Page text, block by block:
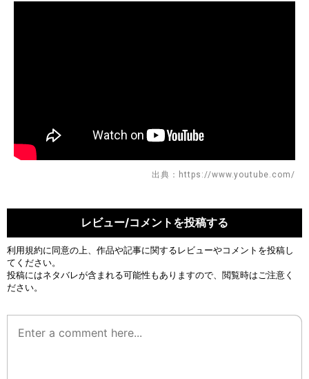
出典：https://www.youtube.com/
レビュー/コメントを投稿する
利用規約に同意の上、作品や記事に関するレビューやコメントを投稿し
てください。
投稿にはネタバレが含まれる可能性もありますので、閲覧時はご注意く
ださい。